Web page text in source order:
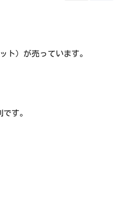
ト）が売っています。
す。